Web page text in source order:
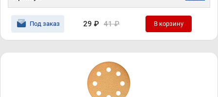
Под заказ 29 ₽ 41 ₽ В корзину